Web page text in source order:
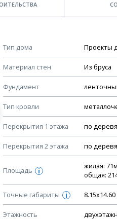
Тип дома Проекты
Материал стен Из бруса
Фундамент
Тип кровли
Перекрытия 1 этажа по
Перекрытия 2 этажа по
Площадь i
жилая: 71м
общая:
Точные габариты i 8.15х14.60
Этажность
Примечания
Стоимость строительства
Для более детального
строительства необходима
стоимости материалов в
Мы не учитываем стоимость
Смотрите советы по выбору
КОНСТРУКТИВНЫЕ РЕШЕНИЯ
Ведомость рабочих
План фундамента
Устройство фундамента,
фундамента
Планы перекрытий этажей,
Устройство перекрытий
Устройство стен
Спецификация материалов
Схема расположения лаг
Схема расположения
Спецификация элементов